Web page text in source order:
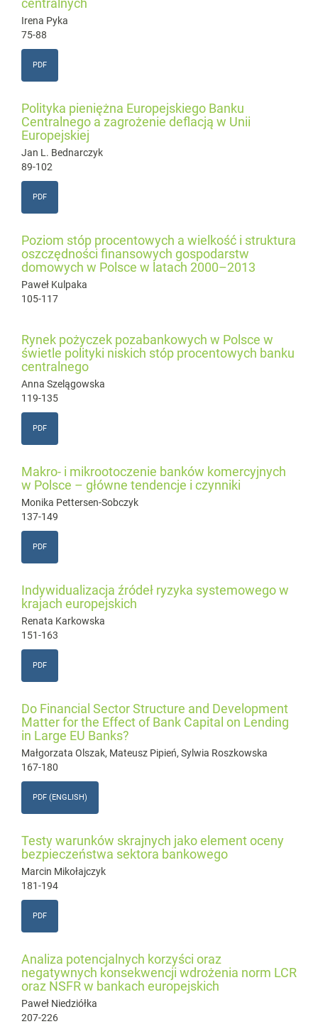
centralnych
Irena Pyka
75-88
PDF
Polityka pieniężna Europejskiego Banku
Centralnego a zagrożenie deflacją w Unii
Europejskiej
Jan L. Bednarczyk
89-102
PDF
Poziom stóp procentowych a wielkość i struktura
oszczędności finansowych gospodarstw
domowych w Polsce w latach 2000–2013
Paweł Kulpaka
105-117
Rynek pożyczek pozabankowych w Polsce w
świetle polityki niskich stóp procentowych banku
centralnego
Anna Szelągowska
119-135
PDF
Makro- i mikrootoczenie banków komercyjnych
w Polsce – główne tendencje i czynniki
Monika Pettersen-Sobczyk
137-149
PDF
Indywidualizacja źródeł ryzyka systemowego w
krajach europejskich
Renata Karkowska
151-163
PDF
Do Financial Sector Structure and Development
Matter for the Effect of Bank Capital on Lending
in Large EU Banks?
Małgorzata Olszak, Mateusz Pipień, Sylwia Roszkowska
167-180
PDF (ENGLISH)
Testy warunków skrajnych jako element oceny
bezpieczeństwa sektora bankowego
Marcin Mikołajczyk
181-194
PDF
Analiza potencjalnych korzyści oraz
negatywnych konsekwencji wdrożenia norm LCR
oraz NSFR w bankach europejskich
Paweł Niedziółka
207-226